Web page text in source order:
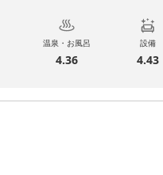
温泉・お風呂
4.36
設備
4.43